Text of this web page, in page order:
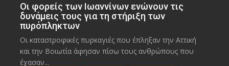
Οι φορείς των Ιωαννίνων ενώνουν τις
δυνάμεις τους για τη στήριξη των
πυρόπληκτων
Οι καταστροφικές πυρκαγιές που έπληξαν την Αττική
και την Bοιωτία άφησαν πίσω τους ανθρώπους που
έχασαν...